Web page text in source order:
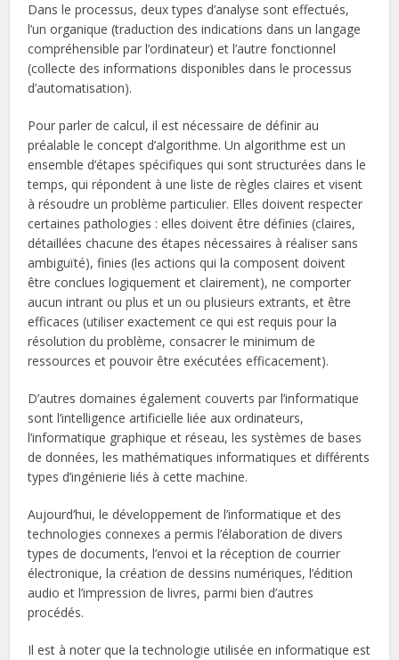
Dans le processus, deux types d’analyse sont effectués,
l’un organique (traduction des indications dans un langage
compréhensible par l’ordinateur) et l’autre fonctionnel
(collecte des informations disponibles dans le processus
d’automatisation).
Pour parler de calcul, il est nécessaire de définir au
préalable le concept d’algorithme. Un algorithme est un
ensemble d’étapes spécifiques qui sont structurées dans le
temps, qui répondent à une liste de règles claires et visent
à résoudre un problème particulier. Elles doivent respecter
certaines pathologies : elles doivent être définies (claires,
détaillées chacune des étapes nécessaires à réaliser sans
ambiguïté), finies (les actions qui la composent doivent
être conclues logiquement et clairement), ne comporter
aucun intrant ou plus et un ou plusieurs extrants, et être
efficaces (utiliser exactement ce qui est requis pour la
résolution du problème, consacrer le minimum de
ressources et pouvoir être exécutées efficacement).
D’autres domaines également couverts par l’informatique
sont l’intelligence artificielle liée aux ordinateurs,
l’informatique graphique et réseau, les systèmes de bases
de données, les mathématiques informatiques et différents
types d’ingénierie liés à cette machine.
Aujourd’hui, le développement de l’informatique et des
technologies connexes a permis l’élaboration de divers
types de documents, l’envoi et la réception de courrier
électronique, la création de dessins numériques, l’édition
audio et l’impression de livres, parmi bien d’autres
procédés.
Il est à noter que la technologie utilisée en informatique est